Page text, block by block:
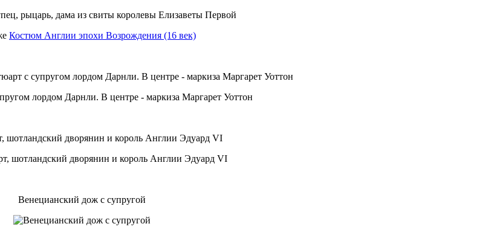
Костюм Англии эпохи Возрождения (16 век)
с супругом лордом Дарнли. В центре - маркиза Маргарет Уоттон
шотландский дворянин и король Англии Эдуард VI
Венецианский дож с супругой